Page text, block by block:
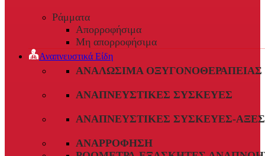
Ράμματα
Απορροφήσιμα
Μη απορροφήσιμα
Αναπνευστικά Είδη
ΑΝΑΛΏΣΙΜΑ ΟΞΥΓΟΝΟΘΕΡΑΠΕΊΑΣ
ΑΝΑΠΝΕΥΣΤΙΚΈΣ ΣΥΣΚΕΥΈΣ
ΑΝΑΠΝΕΥΣΤΙΚΈΣ ΣΥΣΚΕΥΈΣ-
ΑΝΑΡΡΌΦΗΣΗ